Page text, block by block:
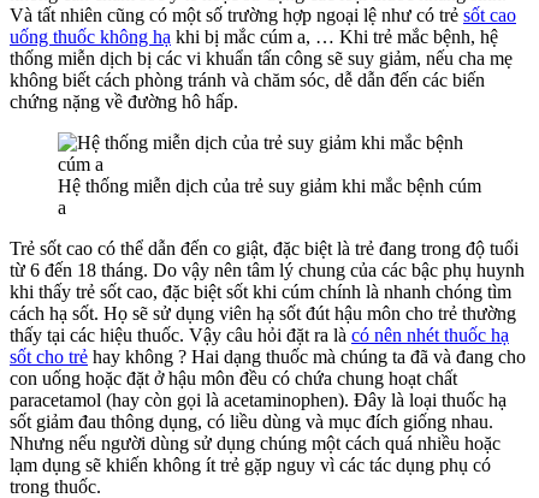
Và tất nhiên cũng có một số trường hợp ngoại lệ như có trẻ sốt cao
uống thuốc không hạ khi bị mắc cúm a, … Khi trẻ mắc bệnh, hệ
thống miễn dịch bị các vi khuẩn tấn công sẽ suy giảm, nếu cha mẹ
không biết cách phòng tránh và chăm sóc, dễ dẫn đến các biến
chứng nặng về đường hô hấp.
Hệ thống miễn dịch của trẻ suy giảm khi mắc bệnh cúm
a
Trẻ sốt cao có thể dẫn đến co giật, đặc biệt là trẻ đang trong độ tuổi
từ 6 đến 18 tháng. Do vậy nên tâm lý chung của các bậc phụ huynh
khi thấy trẻ sốt cao, đặc biệt sốt khi cúm chính là nhanh chóng tìm
cách hạ sốt. Họ sẽ sử dụng viên hạ sốt đút hậu môn cho trẻ thường
thấy tại các hiệu thuốc. Vậy câu hỏi đặt ra là có nên nhét thuốc hạ
sốt cho trẻ hay không ? Hai dạng thuốc mà chúng ta đã và đang cho
con uống hoặc đặt ở hậu môn đều có chứa chung hoạt chất
paracetamol (hay còn gọi là acetaminophen). Đây là loại thuốc hạ
sốt giảm đau thông dụng, có liều dùng và mục đích giống nhau.
Nhưng nếu người dùng sử dụng chúng một cách quá nhiều hoặc
lạm dụng sẽ khiến không ít trẻ gặp nguy vì các tác dụng phụ có
trong thuốc.